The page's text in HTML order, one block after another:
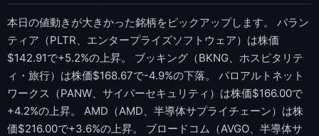
本日の値動きが大きかった銘柄をピックアップします。 パラン
ティア（PLTR、エンタープライズソフトウェア）は株価
$142.91で+5.2%の上昇。 ブッキング（BKNG、ホスピタリテ
ィ・旅行）は株価$168.67で-4.9%の下落。 パロアルトネット
ワークス（PANW、サイバーセキュリティ）は株価$166.00で
+4.2%の上昇。 AMD（AMD、半導体サプライチェーン）は株
価$216.00で+3.6%の上昇。 ブロードコム（AVGO、半導体サ